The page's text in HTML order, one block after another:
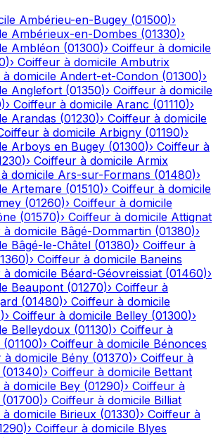
Ambérieu-en-Bugey (01500)›
Ambérieux-en-Dombes (01330)›
Ambléon (01300)› Coiffeur à domicile
)› Coiffeur à domicile Ambutrix
domicile Andert-et-Condon (01300)›
Anglefort (01350)› Coiffeur à domicile
)› Coiffeur à domicile Aranc (01110)›
Arandas (01230)› Coiffeur à domicile
à domicile Arbigny (01190)›
Arboys en Bugey (01300)› Coiffeur à
)› Coiffeur à domicile Armix
domicile Ars-sur-Formans (01480)›
Artemare (01510)› Coiffeur à domicile
(01260)› Coiffeur à domicile
(01570)› Coiffeur à domicile Attignat
domicile Bâgé-Dommartin (01380)›
Bâgé-le-Châtel (01380)› Coiffeur à
)› Coiffeur à domicile Baneins
domicile Béard-Géovreissiat (01460)›
Beaupont (01270)› Coiffeur à
(01480)› Coiffeur à domicile
)› Coiffeur à domicile Belley (01300)›
Belleydoux (01130)› Coiffeur à
(01100)› Coiffeur à domicile Bénonces
à domicile Bény (01370)› Coiffeur à
(01340)› Coiffeur à domicile Bettant
domicile Bey (01290)› Coiffeur à
(01700)› Coiffeur à domicile Billiat
domicile Birieux (01330)› Coiffeur à
)› Coiffeur à domicile Blyes